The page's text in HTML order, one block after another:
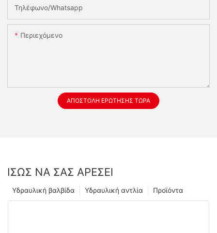
Τηλέφωνο/whatsapp
Περιεχόμενο
ΑΠΟΣΤΟΛΉ ΕΡΏΤΗΣΗΣ ΤΏΡΑ
ΊΣΩΣ ΝΑ ΣΑΣ ΑΡΈΣΕΙ
Προϊόντα
Υδραυλική αντλία
Υδραυλική βαλβίδα